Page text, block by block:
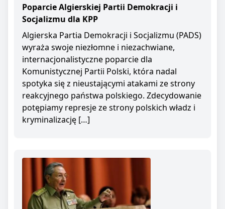
Poparcie Algierskiej Partii Demokracji i
Socjalizmu dla KPP
Algierska Partia Demokracji i Socjalizmu (PADS)
wyraża swoje niezłomne i niezachwiane,
internacjonalistyczne poparcie dla
Komunistycznej Partii Polski, która nadal
spotyka się z nieustającymi atakami ze strony
reakcyjnego państwa polskiego. Zdecydowanie
potępiamy represje ze strony polskich władz i
kryminalizację […]